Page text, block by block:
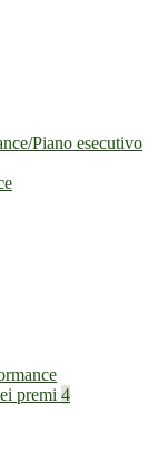
Piano esecutivo
premi 4